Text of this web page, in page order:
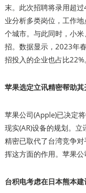
末。此次招聘将录用超
业分析多类岗位，工作
个城市。与此同时，小
招。数据显示，2023年
招投入的企业也占比22%
苹果选定立讯精密帮助
苹果公司(Apple)已决定
现实(AR)设备的规划。
精密已取代了台湾竞争
挥这方面的作用。苹果公
台积电考虑在日本熊本